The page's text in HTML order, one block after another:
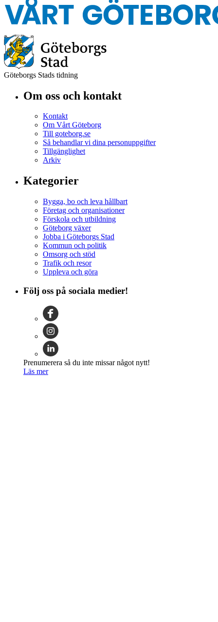
Göteborgs Stads tidning
Om oss och kontakt
Kontakt
Om Vårt Göteborg
Till goteborg.se
Så behandlar vi dina personuppgifter
Tillgänglighet
Arkiv
Kategorier
Bygga, bo och leva hållbart
Företag och organisationer
Förskola och utbildning
Göteborg växer
Jobba i Göteborgs Stad
Kommun och politik
Omsorg och stöd
Trafik och resor
Uppleva och göra
Följ oss på sociala medier!
Prenumerera så du inte missar något nytt!
Läs mer